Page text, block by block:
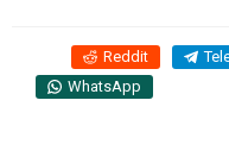
Reddit
WhatsApp